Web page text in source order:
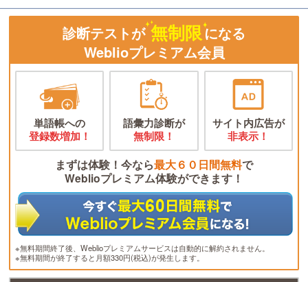
診断テストが 無制限になる
Weblioプレミアム会員
単語帳への
登録数増加！
語彙力診断が
無制限！
サイト内広告が
非表示！
まずは体験！今なら最大６０日間無料で
Weblioプレミアム体験ができます！
※無料期間終了後、Weblioプレミアムサービスは自動的に解約されません。
※無料期間が終了すると月額330円(税込)が発生します。